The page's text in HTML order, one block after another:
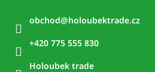
obchod@holoubektrade.cz
+420 775 555 830
Holoubek trade